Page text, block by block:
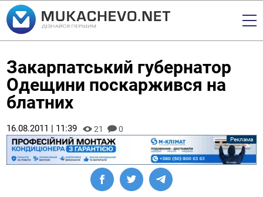
Закарпатський губернатор
Одещини поскаржився на
блатних
16.08.2011 | 11:39 21 0